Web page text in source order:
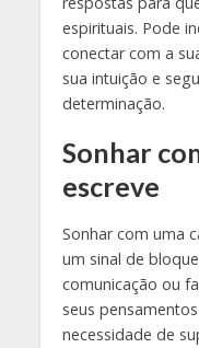
espirituais. Pode
conectar com a
sua intuição e
determinação.
Sonhar
escreve
Sonhar com uma
um sinal de
comunicação ou
seus
necessidade de